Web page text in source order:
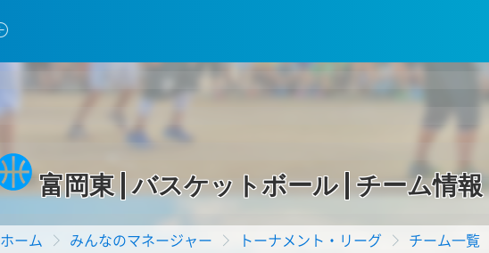
富岡東|バスケットボール チーム情報
ホーム みんなのマネージャー トーナメント・リーグ チーム一覧